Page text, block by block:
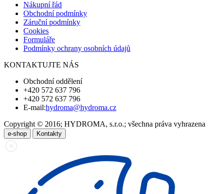
Nákupní řád
Obchodní podmínky
Záruční podmínky
Cookies
Formuláře
Podmínky ochrany osobních údajů
KONTAKTUJTE NÁS
Obchodní oddělení
+420 572 637 796
+420 572 637 796
E-mail:hydroma@hydroma.cz
Copyright © 2016; HYDROMA, s.r.o.; všechna práva vyhrazena
e-shop Kontakty